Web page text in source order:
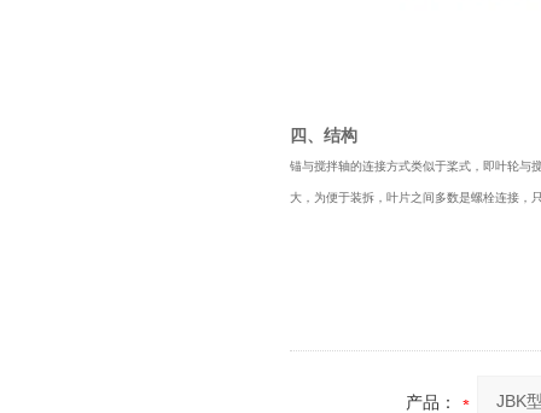
四、结构
锚与搅拌轴的连接方式类似于桨式，即叶轮与
大，为便于装拆，叶片之间多数是螺栓连接，
产品：